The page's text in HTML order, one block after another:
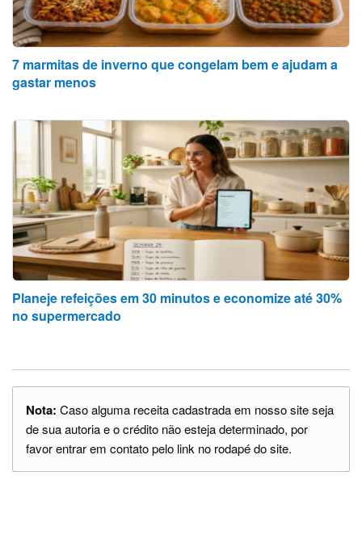
7 marmitas de inverno que congelam bem e ajudam a
gastar menos
Planeje refeições em 30 minutos e economize até 30%
no supermercado
Nota: Caso alguma receita cadastrada em nosso site seja
de sua autoria e o crédito não esteja determinado, por
favor entrar em contato pelo link no rodapé do site.